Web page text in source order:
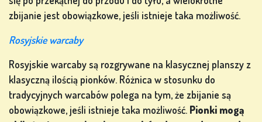
zbijanie jest obowiązkowe, jeśli istnieje taka możliwość.
Rosyjskie warcaby
Rosyjskie warcaby są rozgrywane na klasycznej planszy z
klasyczną ilością pionków. Różnica w stosunku do
tradycyjnych warcabów polega na tym, że zbijanie są
obowiązkowe, jeśli istnieje taka możliwość. Pionki mogą